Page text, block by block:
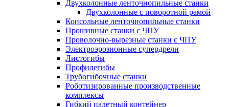
Двухколонные ленточнопильные станки
Двухколонные с поворотной рамой
Консольные ленточнопильные станки
Прошивные станки с ЧПУ
Проволочно-вырезные станки с ЧПУ
Электроэрозионные супердрели
Листогибы
Профилегибы
Трубогибочные станки
Роботизированные производственные
комплексы
Гибкий палетный контейнер